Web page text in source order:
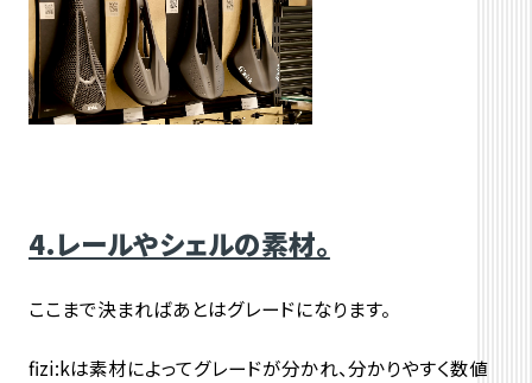
4.レールやシェルの素材。
ここまで決まればあとはグレードになります。
fizi:kは素材によってグレードが分かれ、分かりやすく数値